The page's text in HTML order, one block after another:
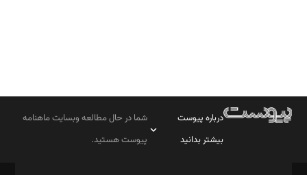
درباره پیوست
بیشتر بدانید
شما در حال مطالعه وبسایت ماهنامه
پیوست هستید.